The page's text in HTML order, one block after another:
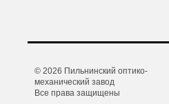
© 2026 Пильнинский оптико-
механический завод
Все права защищены